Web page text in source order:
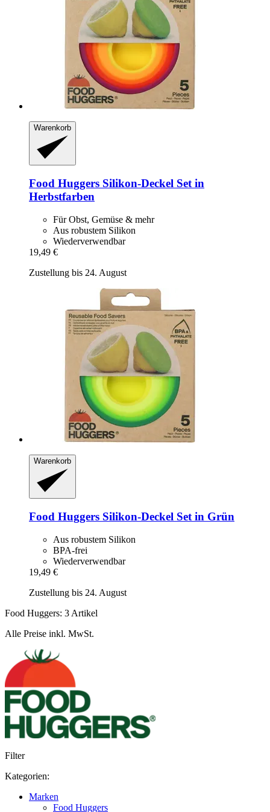
Warenkorb
Food Huggers Silikon-​Deckel Set in
Herbstfarben
Für Obst, Gemüse & mehr
Aus robustem Silikon
Wiederverwendbar
19,49 €
Zustellung bis 24. August
Warenkorb
Food Huggers Silikon-​Deckel Set in Grün
Aus robustem Silikon
BPA-frei
Wiederverwendbar
19,49 €
Zustellung bis 24. August
Food Huggers: 3 Artikel
Alle Preise inkl. MwSt.
Filter
Kategorien:
Marken
Food Huggers